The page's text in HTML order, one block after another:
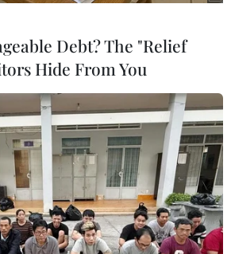
phủ Venezuela thông báo vừa phá vỡ
mới của phe đối lập với sự hậu thuẫn
có cả kế hoạch sát hại các quan chức
như Tổng thống Nicolas Maduro cùng
Debt? The "Relief
Hide From You